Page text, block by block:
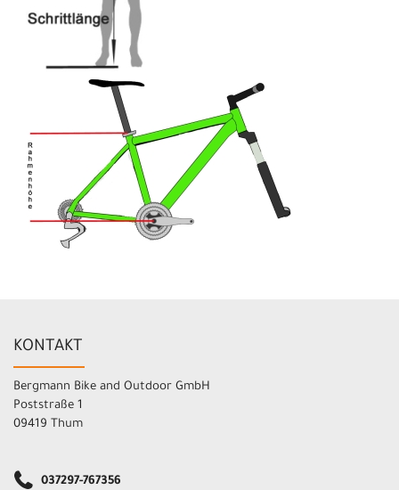
KONTAKT
Bergmann Bike and Outdoor GmbH
Poststraße 1
09419 Thum
037297-767356